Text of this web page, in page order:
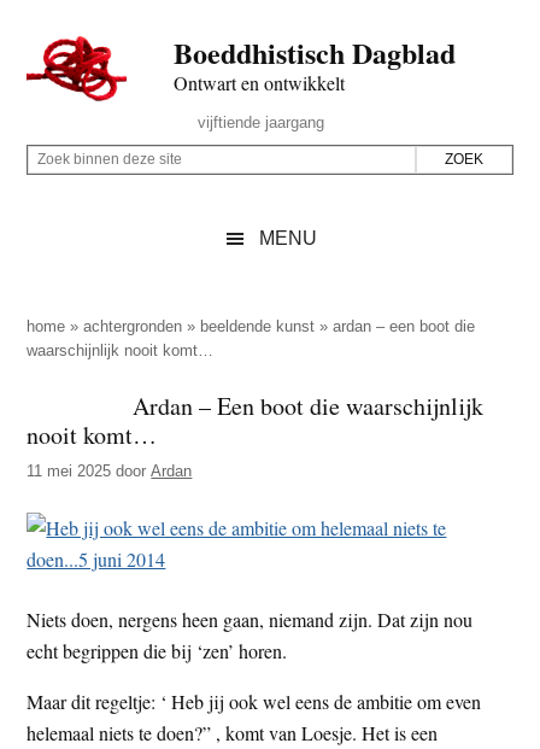
naar
de
inhoud
secondary
naar
de
sidebar
naar
de
Boeddhistisch Dagblad
Ontwart en ontwikkelt
Rechts
vijftiende jaargang
Z
p
d
z
e
i
t
Z
i
n
n
d
z
e
i
t
e
MENU
home »achtergronden » beeldende kunst »ardan – een boot die
waarschijnlijk nooit komt…
Ardan – Een boot die waarschijnlijk
nooit komt…
11 mei 2025 doorArdan
Niets doen, nergens heen gaan, niemand zijn. Dat zijn nou
echt begrippen die bij ‘zen’ horen.
Maar dit regeltje: ‘ Heb jij ook wel eens de ambitie om even
helemaal niets te doen?” , komt van Loesje. Het is een